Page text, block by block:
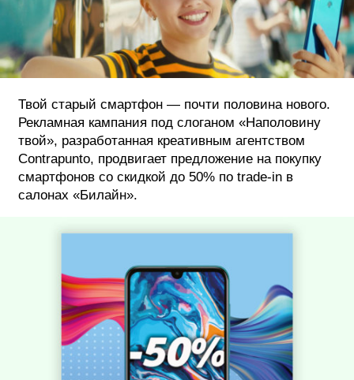
Твой старый смартфон — почти половина нового.
Рекламная кампания под слоганом «Наполовину
твой», разработанная креативным агентством
Contrapunto, продвигает предложение на покупку
смартфонов со скидкой до 50% по trade-in в
салонах «Билайн».
ФЕСТИВАЛИ
ФОТОГРАФИЯ
ТИПОГРАФИКА
ИСТОРИИ БРЕНДОВ
О ПРОЕКТЕ